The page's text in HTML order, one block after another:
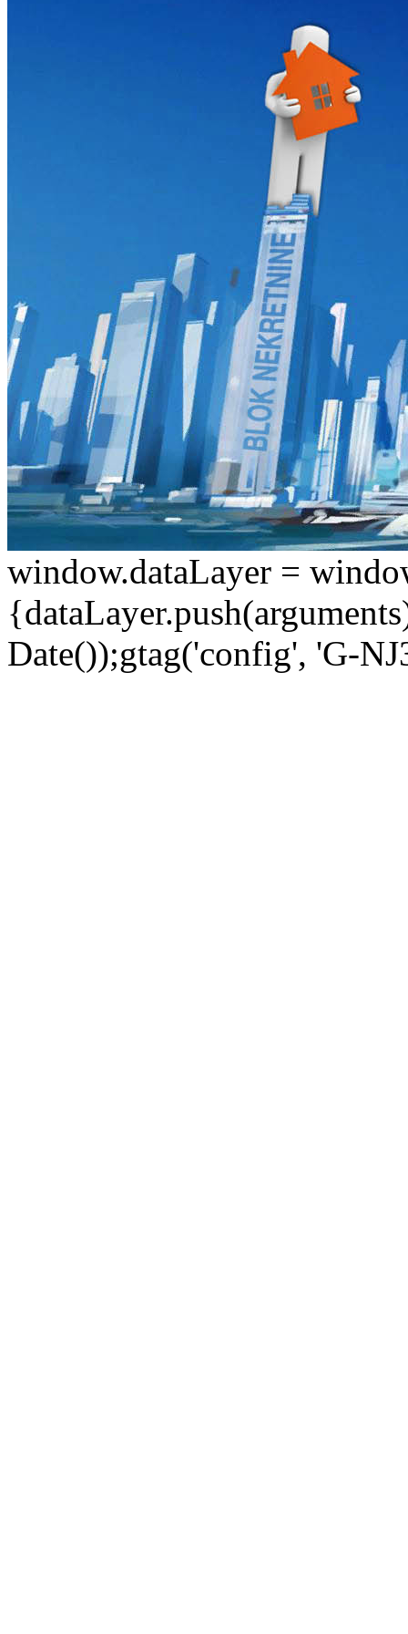
window.dataLayer =
Date());gtag('config', 'G-